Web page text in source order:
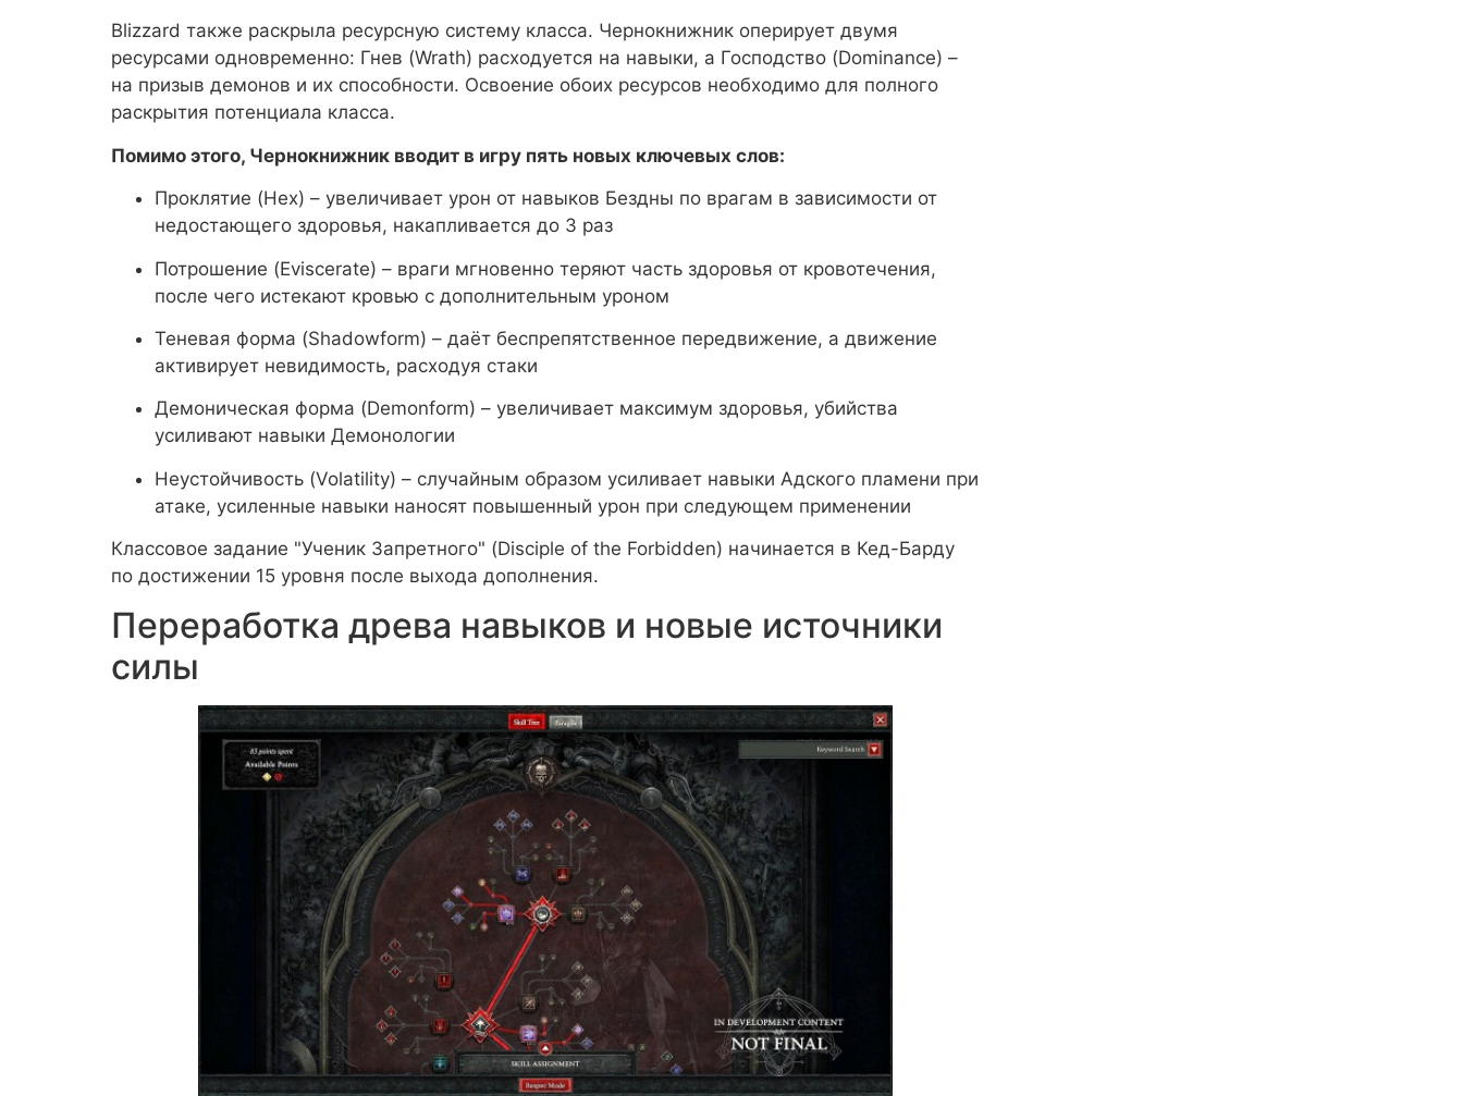
Blizzard также раскрыла ресурсную систему класса. Чернокнижник оперирует двумя
ресурсами одновременно: Гнев (Wrath) расходуется на навыки, а Господство (Dominance) –
на призыв демонов и их способности. Освоение обоих ресурсов необходимо для полного
раскрытия потенциала класса.
Помимо этого, Чернокнижник вводит в игру пять новых ключевых слов:
Проклятие (Hex) – увеличивает урон от навыков Бездны по врагам в зависимости от
недостающего здоровья, накапливается до 3 раз
Потрошение (Eviscerate) – враги мгновенно теряют часть здоровья от кровотечения,
после чего истекают кровью с дополнительным уроном
Теневая форма (Shadowform) – даёт беспрепятственное передвижение, а движение
активирует невидимость, расходуя стаки
Демоническая форма (Demonform) – увеличивает максимум здоровья, убийства
усиливают навыки Демонологии
Неустойчивость (Volatility) – случайным образом усиливает навыки Адского пламени при
атаке, усиленные навыки наносят повышенный урон при следующем применении
Классовое задание "Ученик Запретного" (Disciple of the Forbidden) начинается в Кед-Барду
по достижении 15 уровня после выхода дополнения.
Переработка древа навыков и новые источники
силы